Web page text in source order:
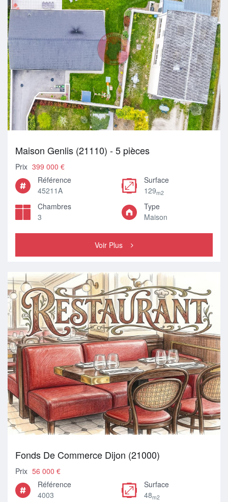
Maison Genlis (21110) - 5 pièces
Prix 399 000 €
Référence
45211A
Surface
129m2
Chambres
3
Type
Maison
Voir Plus
Fonds De Commerce Dijon (21000)
Prix 56 000 €
Référence
4003
Surface
48m2